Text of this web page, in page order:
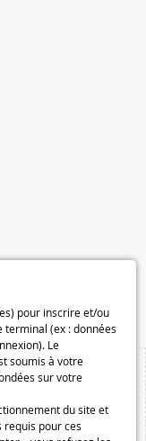
pour inscrire et/ou
(ex : données
Le
soumis à votre
sur votre
du site et
requis pour ces